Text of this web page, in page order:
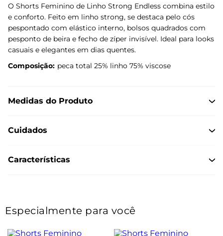
O Shorts Feminino de Linho Strong Endless combina estilo
e conforto. Feito em linho strong, se destaca pelo cós
pespontado com elástico interno, bolsos quadrados com
pesponto de beira e fecho de zíper invisível. Ideal para looks
casuais e elegantes em dias quentes.
Composição: peca total 25% linho 75% viscose
Medidas do Produto
Cuidados
Características
Especialmente para você